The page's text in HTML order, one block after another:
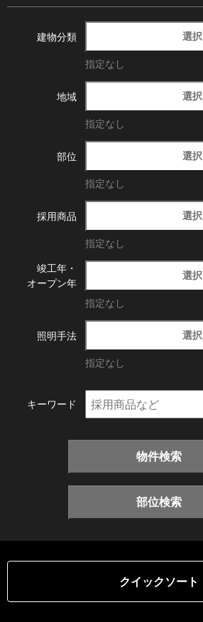
建物分類 選択
指定なし
地域 選択
指定なし
部位 選択
指定なし
採用商品 選択
指定なし
竣工年・
オープン年
選択
指定なし
照明手法 選択
指定なし
キーワード
物件検索
部位検索
クイックソート